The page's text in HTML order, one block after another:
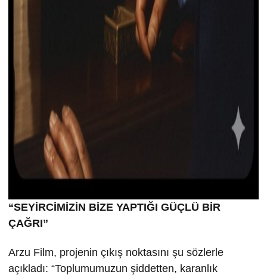
“SEYİRCİMİZİN BİZE YAPTIĞI GÜÇLÜ BİR
ÇAĞRI”
Arzu Film, projenin çıkış noktasını şu sözlerle
açıkladı: “Toplumumuzun şiddetten, karanlık